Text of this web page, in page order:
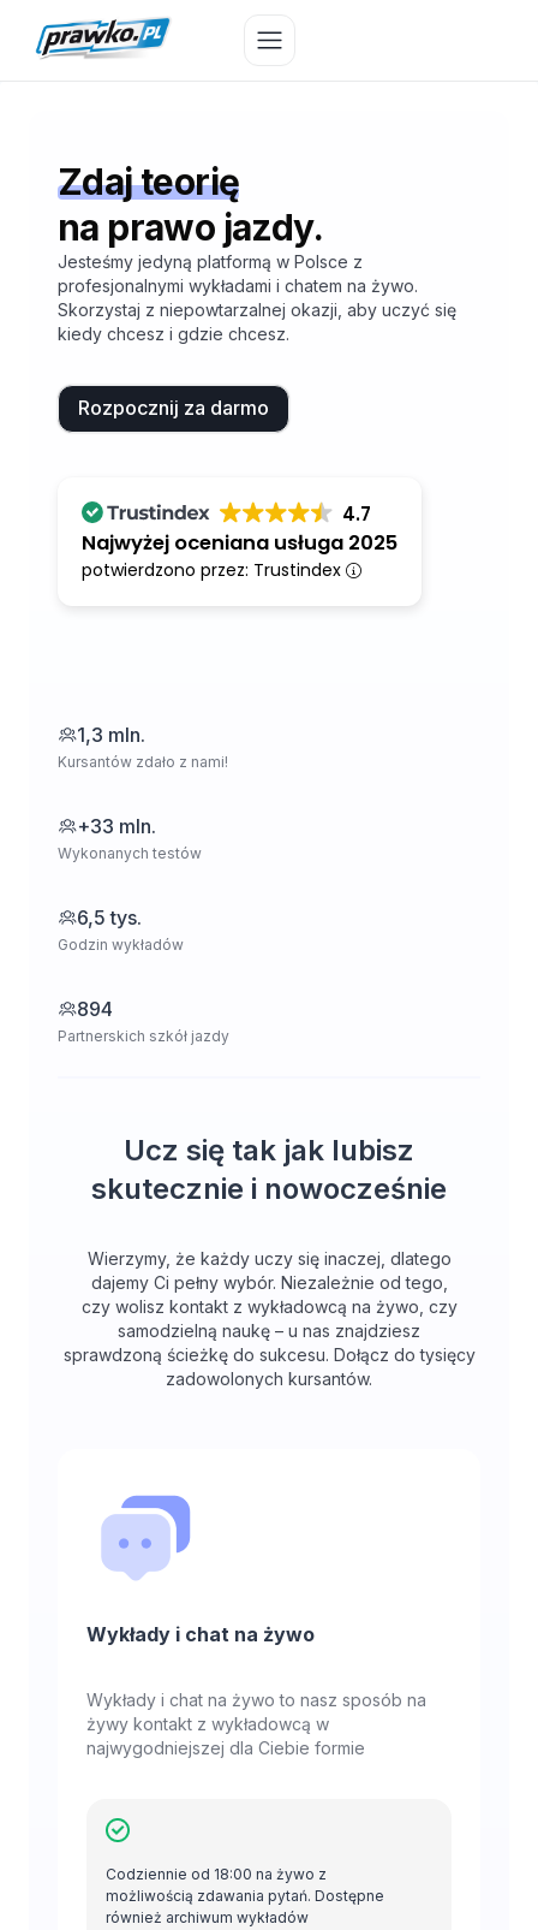
Zdaj teorię
na prawo jazdy.
Jesteśmy jedyną platformą w Polsce z
profesjonalnymi wykładami i chatem na żywo.
Skorzystaj z niepowtarzalnej okazji, aby uczyć się
kiedy chcesz i gdzie chcesz.
Rozpocznij za darmo
4.7
Najwyżej oceniana usługa 2025
potwierdzono przez: Trustindex
1,3 mln.
Kursantów zdało z nami!
+33 mln.
Wykonanych testów
6,5 tys.
Godzin wykładów
894
Partnerskich szkół jazdy
Ucz się tak jak lubisz
skutecznie i nowocześnie
Wierzymy, że każdy uczy się inaczej, dlatego
dajemy Ci pełny wybór. Niezależnie od tego,
czy wolisz kontakt z wykładowcą na żywo, czy
samodzielną naukę – u nas znajdziesz
sprawdzoną ścieżkę do sukcesu. Dołącz do tysięcy
zadowolonych kursantów.
Wykłady i chat na żywo
Wykłady i chat na żywo to nasz sposób na
żywy kontakt z wykładowcą w
najwygodniejszej dla Ciebie formie
Codziennie od 18:00 na żywo z
możliwością zdawania pytań. Dostępne
również archiwum wykładów